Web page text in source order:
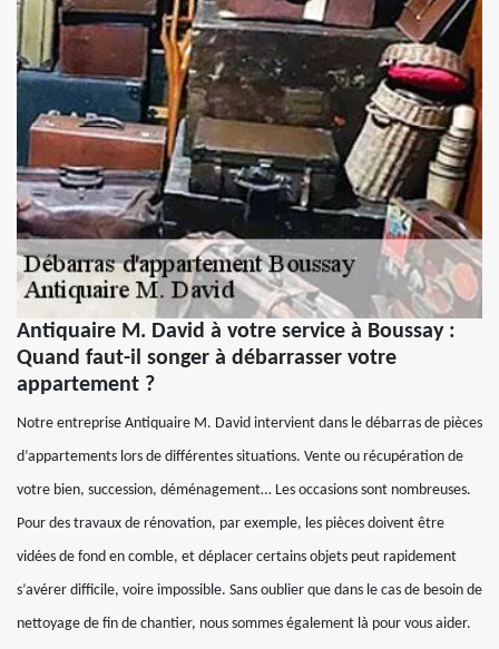
Antiquaire M. David à votre service à Boussay :
Quand faut-il songer à débarrasser votre
appartement ?
Notre entreprise Antiquaire M. David intervient dans le débarras de pièces
d’appartements lors de différentes situations. Vente ou récupération de
votre bien, succession, déménagement… Les occasions sont nombreuses.
Pour des travaux de rénovation, par exemple, les pièces doivent être
vidées de fond en comble, et déplacer certains objets peut rapidement
s’avérer difficile, voire impossible. Sans oublier que dans le cas de besoin de
nettoyage de fin de chantier, nous sommes également là pour vous aider.